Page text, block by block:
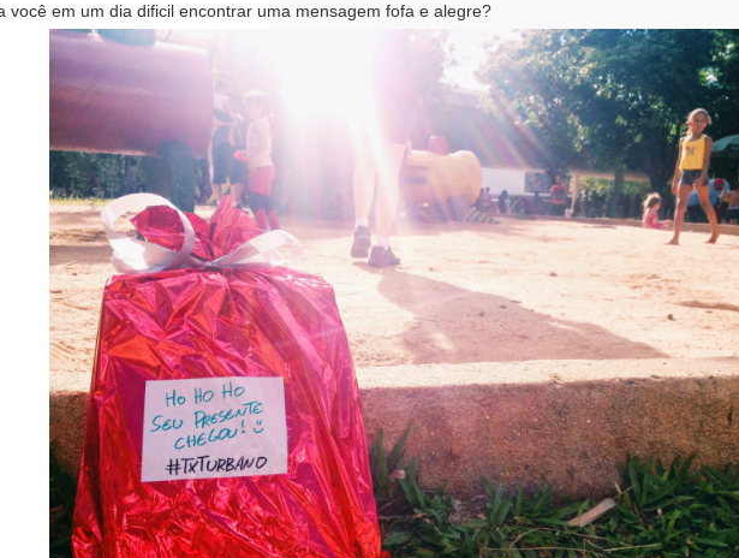
você em um dia dificil encontrar uma mensagem fofa e alegre?